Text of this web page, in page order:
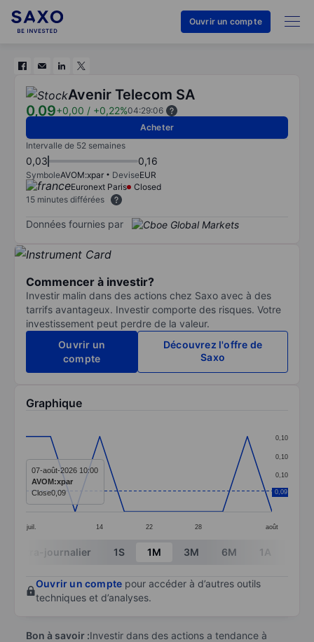
Ouvrir un compte
Avenir Telecom SA
0,09+0,00 / +0,22%04:29:06
Acheter
Intervalle de 52 semaines
0,03 0,16
SymboleAVOM:xpar DeviseEUR
Euronext Paris
Closed
15 minutes différées
Données fournies par
Commencer à investir?
Investir malin dans des actions chez Saxo avec à des
tarrifs avantageux. Investir comporte des risques. Votre
investissement peut perdre de la valeur.
Ouvrir un
compte
Découvrez l'offre de
Saxo
Graphique
Line chart with 11 data points.
The chart has 1 X axis displaying categories.
The chart has 1 Y axis displaying values. Data ranges
juil. 14 22 28 août
0,09
0,10
0,10
0,10
0,09
07-août-2026 10:00
AVOM:xpar
Close0,09
End of interactive chart.
Intra-journalier 1S 1M 3M 6M 1A
Ouvrir un compte pour accéder à d’autres outils
techniques et d’analyses.
Bon à savoir :Investir dans des actions a tendance à